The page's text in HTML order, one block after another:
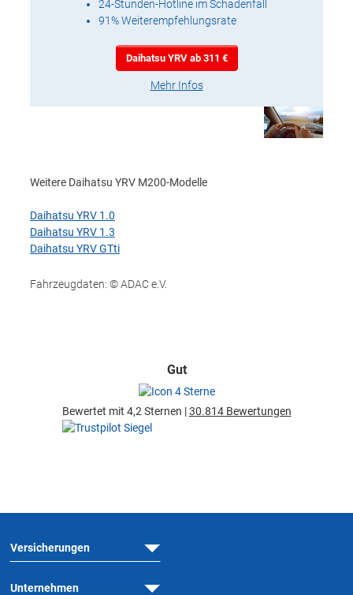
24-Stunden-Hotline im Schadenfall
91% Weiterempfehlungsrate
Daihatsu YRV ab 311 €
Mehr Infos
Weitere Daihatsu YRV M200-Modelle
Daihatsu YRV 1.0
Daihatsu YRV 1.3
Daihatsu YRV GTti
Fahrzeugdaten: © ADAC e.V.
Gut
Bewertet mit 4,2 Sternen |30.814 Bewertungen
Versicherungen
Unternehmen